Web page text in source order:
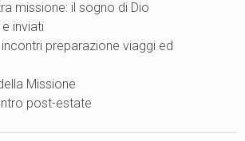
missione: il sogno di Dio
inviati
preparazione viaggi ed
Missione
post-estate